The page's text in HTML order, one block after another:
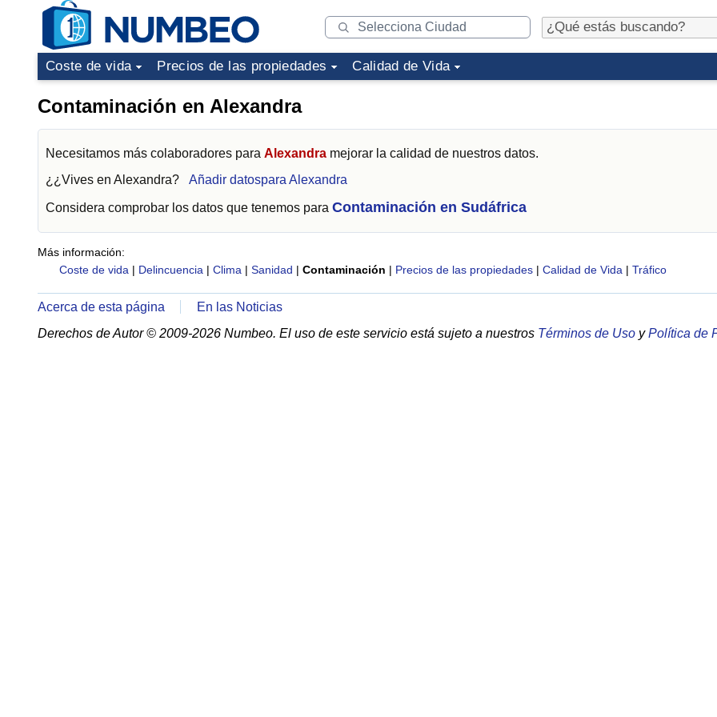
Coste de vida Precios de las propiedades Calidad de Vida
Contaminación en Alexandra
Necesitamos más colaboradores para Alexandra mejorar la calidad de nuestros datos.
¿¿Vives en Alexandra? Añadir datospara Alexandra
Considera comprobar los datos que tenemos para Contaminación en Sudáfrica
Más información:
Coste de vida | Delincuencia | Clima | Sanidad | Contaminación | Precios de las propiedades | Calidad de Vida | Tráfico
Acerca de esta página
En las Noticias
Derechos de Autor © 2009-2026 Numbeo. El uso de este servicio está sujeto a nuestros Términos de Uso yPolítica de